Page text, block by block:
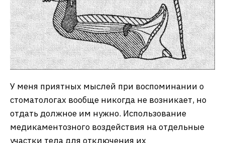
У меня приятных мыслей при воспоминании о
стоматологах вообще никогда не возникает, но
отдать должное им нужно. Использование
медикаментозного воздействия на отдельные
участки тела для отключения их